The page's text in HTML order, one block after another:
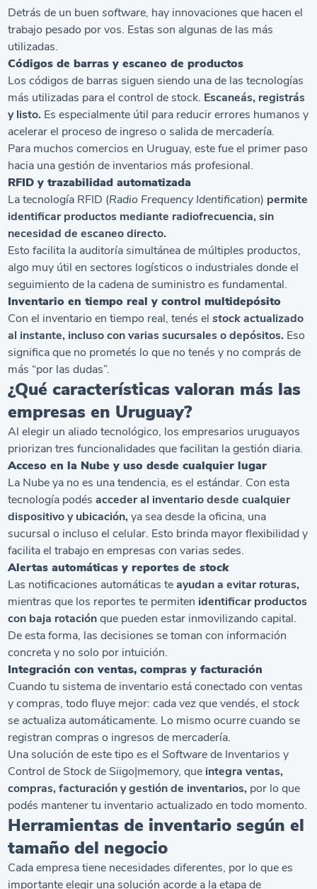
Detrás de un buensoftware, hay innovaciones que hacen el
trabajo pesado por vos. Estas son algunas de las más
utilizadas.
Códigos de barras y escaneo de productos
Los códigos de barras siguen siendo una de las tecnologías
más utilizadas para el control de stock. Escaneás, registrás
y listo. Es especialmente útil para reducir errores humanos y
acelerar el proceso de ingreso o salida de mercadería.
Para muchos comercios en Uruguay, este fue el primer paso
hacia una gestión de inventarios más profesional.
RFID y trazabilidad automatizada
La tecnología RFID (Radio Frequency Identification) permite
identificar productos mediante radiofrecuencia, sin
necesidad de escaneo directo.
Esto facilita la auditoría simultánea de múltiples productos,
algo muy útil en sectores logísticos o industriales donde el
seguimiento de la cadena de suministro es fundamental.
Inventario en tiempo real y control multidepósito
Con el inventario en tiempo real, tenés elstockactualizado
al instante, incluso con varias sucursales o depósitos. Eso
significa que no prometés lo que no tenés y no comprás de
más “por las dudas”.
¿Qué características valoran más las
empresas en Uruguay?
Al elegir un aliado tecnológico, los empresarios uruguayos
priorizan tres funcionalidades que facilitan la gestión diaria.
Acceso en la Nube y uso desde cualquier lugar
La Nube ya no es una tendencia, es el estándar. Con esta
tecnología podésacceder al inventario desde cualquier
dispositivo y ubicación, ya sea desde la oficina, una
sucursal o incluso el celular. Esto brinda mayor flexibilidad y
facilita el trabajo en empresas con varias sedes.
Alertas automáticas y reportes destock
Las notificaciones automáticas teayudan a evitar roturas,
mientras que los reportes te permiten identificar productos
con baja rotaciónque pueden estar inmovilizando capital.
De esta forma, las decisiones se toman con información
concreta y no solo por intuición.
Integración con ventas, compras y facturación
Cuando tu sistema de inventario está conectado con ventas
y compras, todo fluye mejor: cada vez que vendés, elstock
se actualiza automáticamente. Lo mismo ocurre cuando se
registran compras o ingresos de mercadería.
Una solución de este tipo es elSoftwarede Inventarios y
Control de Stockde Siigo|memory, que integra ventas,
compras, facturación y gestión de inventarios, por lo que
podés mantener tu inventario actualizado en todo momento.
Herramientas de inventario según el
tamaño del negocio
Cada empresa tiene necesidades diferentes, por lo que es
importante elegir una solución acorde a la etapa de